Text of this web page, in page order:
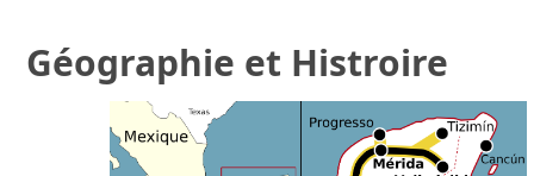
Géographie et Histroire